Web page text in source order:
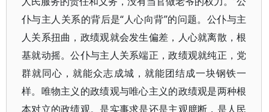
仆与主人关系的背后是“人心向背”的问题。公仆与主
人关系扭曲，政绩观就会发生偏差，人心就离散，根
基就动摇。公仆与主人关系端正，政绩观就纯正，党
群就同心，就能众志成城，就能团结成一块钢铁一
样。唯物主义的政绩观与唯心主义的政绩观是两种根
本对立的政绩观。是实事求是还是主观臆断，是人民